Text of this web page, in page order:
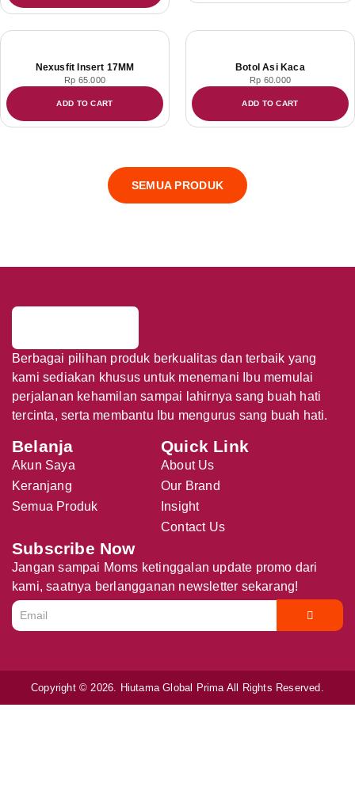
Nexusfit Insert 17MM
Rp 65.000
ADD TO CART
Botol Asi Kaca
Rp 60.000
ADD TO CART
SEMUA PRODUK
Berbagai pilihan produk berkualitas dan terbaik yang
kami sediakan khusus untuk menemani Ibu memulai
perjalanan kehamilan sampai lahirnya sang buah hati
tercinta, serta membantu Ibu mengurus sang buah hati.
Belanja
Akun Saya
Keranjang
Semua Produk
Quick Link
About Us
Our Brand
Insight
Contact Us
Subscribe Now
Jangan sampai Moms ketinggalan update promo dari
kami, saatnya berlangganan newsletter sekarang!
Copyright © 2026. Hiutama Global Prima All Rights Reserved.